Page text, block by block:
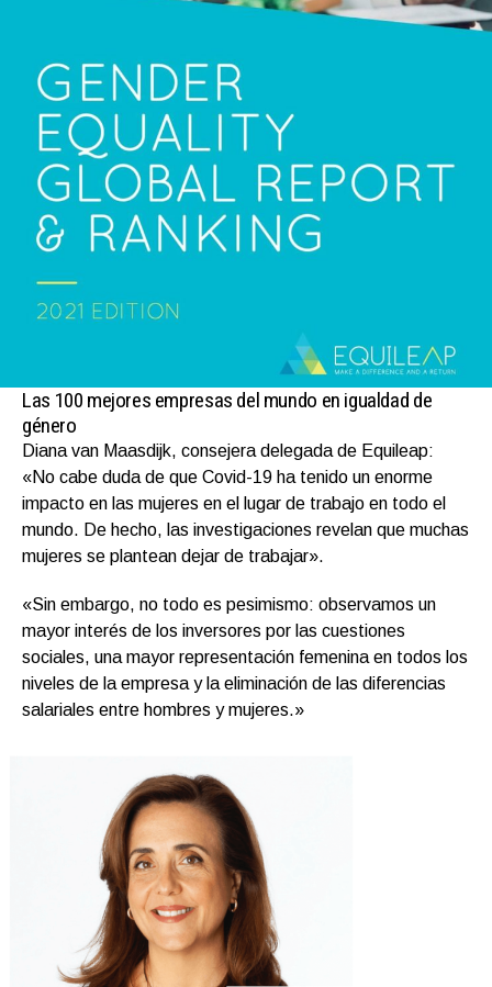
Las 100 mejores empresas del mundo en igualdad de
género
Diana van Maasdijk, consejera delegada de Equileap:
«No cabe duda de que Covid-19 ha tenido un enorme
impacto en las mujeres en el lugar de trabajo en todo el
mundo. De hecho, las investigaciones revelan que muchas
mujeres se plantean dejar de trabajar».
«Sin embargo, no todo es pesimismo: observamos un
mayor interés de los inversores por las cuestiones
sociales, una mayor representación femenina en todos los
niveles de la empresa y la eliminación de las diferencias
salariales entre hombres y mujeres.»